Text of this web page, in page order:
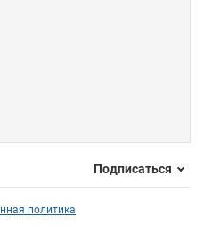
Подписаться
политика